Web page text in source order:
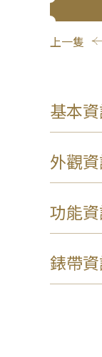
上一隻
基本
外觀
功能
錶帶